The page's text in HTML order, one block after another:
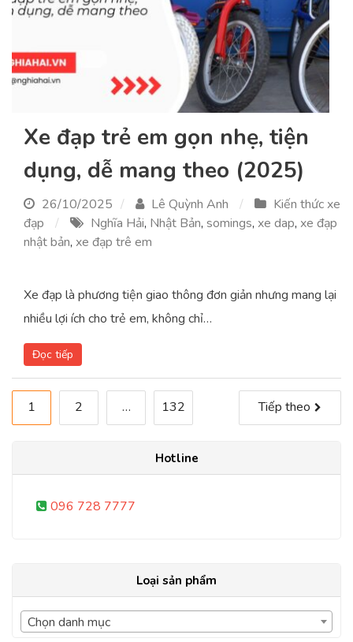
Xe đạp trẻ em gọn nhẹ, tiện
dụng, dễ mang theo (2025)
26/10/2025 Lê Quỳnh Anh
Kiến thức xe
đạp
Nghĩa Hải, Nhật Bản, somings, xe dap, xe đạp
nhật bản, xe đạp trê em
Xe đạp là phương tiện giao thông đơn giản nhưng mang lại
nhiều lợi ích cho trẻ em, không chỉ…
Đọc tiếp
Phân
bài
viết
1 2 … 132 Tiếp theo
Hotline
096 728 7777
Loại sản phẩm
Chọn danh mục